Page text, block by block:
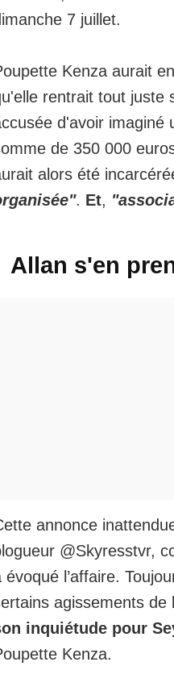
7 juillet.
Kenza aurait
rentrait tout juste
d'avoir imaginé
de 350 000
alors été
. Et,
Allan s'en
annonce
@Skyresstvr,
évoqué l’affaire.
agissements de
inquiétude pour
Kenza.